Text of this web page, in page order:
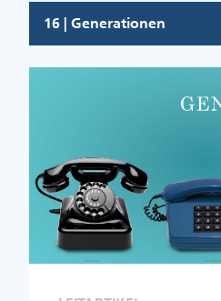
16 | Generationen